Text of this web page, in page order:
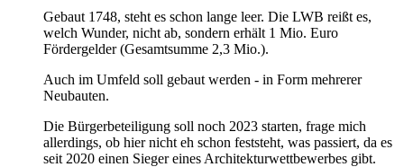
Gebaut 1748, steht es schon lange leer. Die LWB reißt es,
welch Wunder, nicht ab, sondern erhält 1 Mio. Euro
Fördergelder (Gesamtsumme 2,3 Mio.).
Auch im Umfeld soll gebaut werden - in Form mehrerer
Neubauten.
Die Bürgerbeteiligung soll noch 2023 starten, frage mich
allerdings, ob hier nicht eh schon feststeht, was passiert, da es
seit 2020 einen Sieger eines Architekturwettbewerbes gibt.